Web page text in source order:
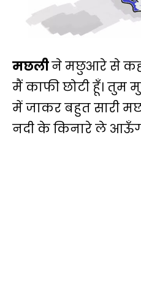
मछलीने मछुआरे से
मैं काफी छोटी हूँ। तुम
में जाकर बहुत सारी
नदी के किनारे ले